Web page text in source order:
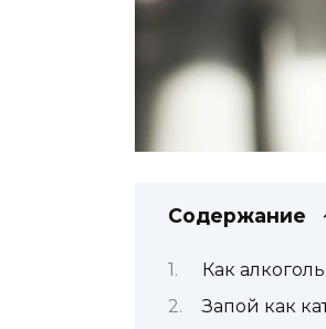
Содержание
Как
Запой как